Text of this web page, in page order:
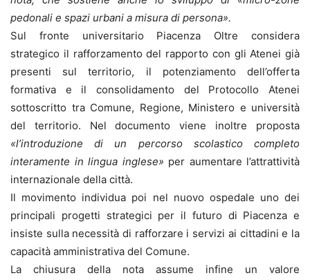
pedonali e spazi urbani a misura di persona».
Sul fronte universitario Piacenza Oltre considera
strategico il rafforzamento del rapporto con gli Atenei già
presenti sul territorio, il potenziamento dell’offerta
formativa e il consolidamento del Protocollo Atenei
sottoscritto tra Comune, Regione, Ministero e università
del territorio. Nel documento viene inoltre proposta
«l’introduzione di un percorso scolastico completo
interamente in lingua inglese» per aumentare l’attrattività
internazionale della città.
Il movimento individua poi nel nuovo ospedale uno dei
principali progetti strategici per il futuro di Piacenza e
insiste sulla necessità di rafforzare i servizi ai cittadini e la
capacità amministrativa del Comune.
La chiusura della nota assume infine un valore